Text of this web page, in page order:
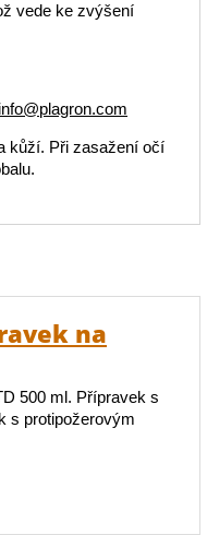
vede ke zvýšení
info@plagron.com
kůží. Při zasažení očí
na
500 ml. Přípravek s
s protipožerovým